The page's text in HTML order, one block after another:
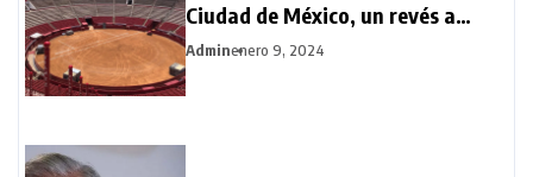
Ciudad de México, un revés a
animalistas que entusiasma a
Adminenero 9, 2024